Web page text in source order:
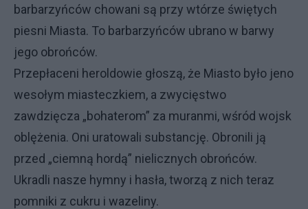
barbarzyńców chowani są przy wtórze świętych
piesni Miasta. To barbarzyńców ubrano w barwy
jego obrońców.
Przepłaceni heroldowie głoszą, że Miasto było jeno
wesołym miasteczkiem, a zwycięstwo
zawdzięcza „bohaterom” za muranmi, wśród wojsk
oblężenia. Oni uratowali substancję. Obronili ją
przed „ciemną hordą” nielicznych obrońców.
Ukradli nasze hymny i hasła, tworzą z nich teraz
pomniki z cukru i wazeliny.